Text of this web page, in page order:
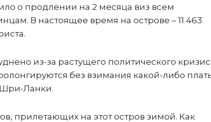
о продлении на 2 месяца виз всем
В настоящее время на острове – 11 463
из-за растущего политического
без взимания какой-либо
Шри-Ланки.
прилетающих на этот остров зимой. Как